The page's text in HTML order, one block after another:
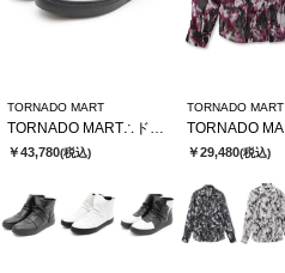
TORNADO MART
￥43,780(税込)
TORNADO MART
￥29,480(税込)